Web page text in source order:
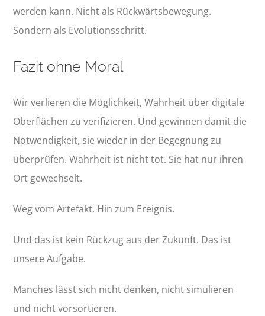
werden kann. Nicht als Rückwärtsbewegung.
Sondern als Evolutionsschritt.
Fazit ohne Moral
Wir verlieren die Möglichkeit, Wahrheit über digitale
Oberflächen zu verifizieren. Und gewinnen damit die
Notwendigkeit, sie wieder in der Begegnung zu
überprüfen. Wahrheit ist nicht tot. Sie hat nur ihren
Ort gewechselt.
Weg vom Artefakt. Hin zum Ereignis.
Und das ist kein Rückzug aus der Zukunft. Das ist
unsere Aufgabe.
Manches lässt sich nicht denken, nicht simulieren
und nicht vorsortieren.